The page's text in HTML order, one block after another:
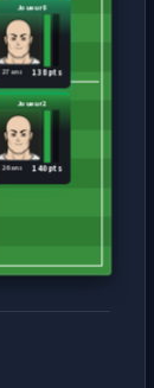
Joueur2
140 pts
26 ans
Joueur8
138 pts
27 ans